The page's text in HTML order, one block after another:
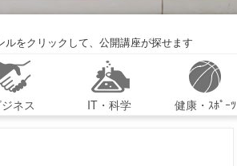
をクリックして、公開講座が探せます
ネス IT・科学 健康・ｽﾎﾟｰﾂ